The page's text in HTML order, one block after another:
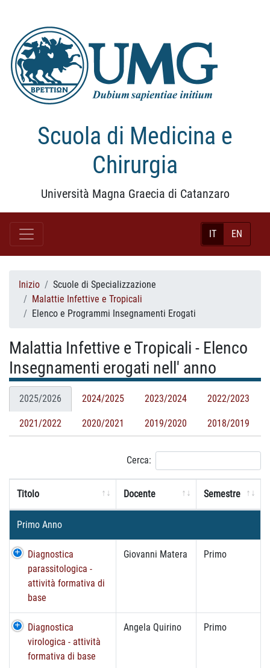
Scuola di Medicina e
Chirurgia
Università Magna Graecia di Catanzaro
IT EN
Inizio
Scuole di Specializzazione
Malattie Infettive e Tropicali
Elenco e Programmi Insegnamenti Erogati
Malattia Infettive e Tropicali - Elenco
Insegnamenti erogati nell' anno
2025/2026 2024/2025 2023/2024 2022/2023
2021/2022 2020/2021 2019/2020 2018/2019
Cerca:
Titolo Docente Semestre
Primo Anno
Diagnostica
parassitologica -
attività formativa di
base
Giovanni Matera Primo
Diagnostica
virologica - attività
formativa di base
Angela Quirino Primo